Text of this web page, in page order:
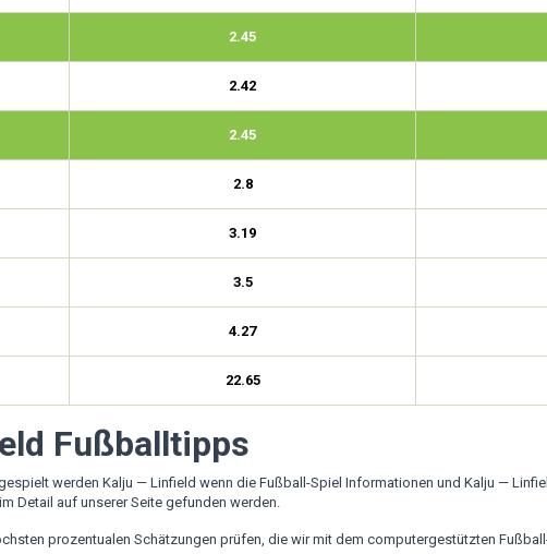
2.45
2.42
2.45
2.8
3.19
3.5
4.27
22.65
Fußballtipps
werden Kalju — Linfield wenn die Fußball-Spiel Informationen und Kalju —
Detail auf unserer Seite gefunden werden.
prozentualen Schätzungen prüfen, die wir mit dem computergestützten